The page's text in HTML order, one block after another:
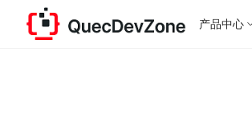
产品中心